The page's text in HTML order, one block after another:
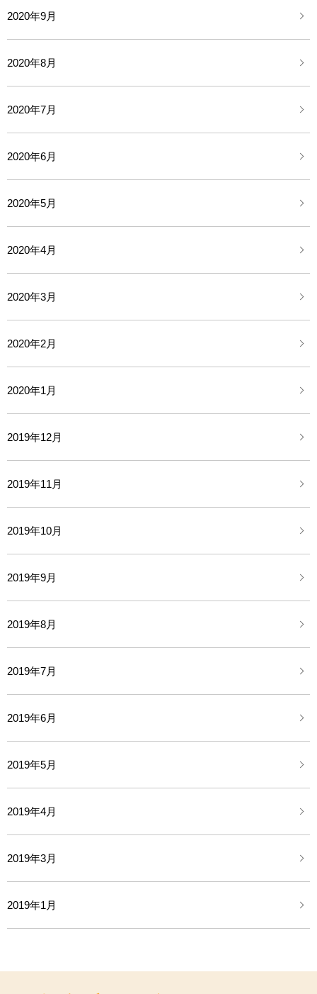
2020年9月
2020年8月
2020年7月
2020年6月
2020年5月
2020年4月
2020年3月
2020年2月
2020年1月
2019年12月
2019年11月
2019年10月
2019年9月
2019年8月
2019年7月
2019年6月
2019年5月
2019年4月
2019年3月
2019年1月